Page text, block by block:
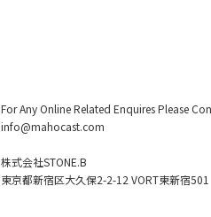
For Any Online Related Enquires Please
info@mahocast.com
株式会社STONE.B
東京都新宿区大久保2-2-12 VORT東新宿501